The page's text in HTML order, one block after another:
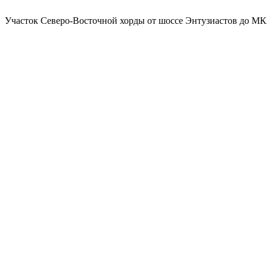
Участок Северо-Восточной хорды от шоссе Энтузиастов до